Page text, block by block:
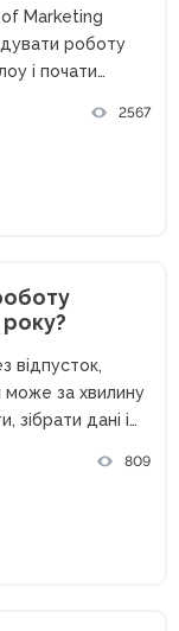
of Marketing
роботу
і почати
2567
відпусток,
може за хвилину
зібрати дані і
809